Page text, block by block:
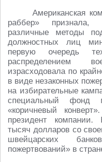
Американская
раббер»
различные методы
должностных лиц
первую очередь
распределением
израсходовала по
в виде незаконных
на избирательные
специальный фонд
«коричневый
президент компании.
тысяч долларов со
швейцарских
пожертвований» в